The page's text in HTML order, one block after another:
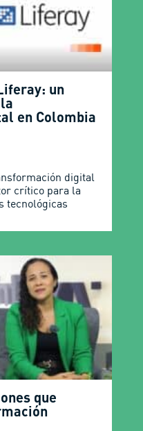
un
en Colombia
digital
crítico para la
tecnológicas
que